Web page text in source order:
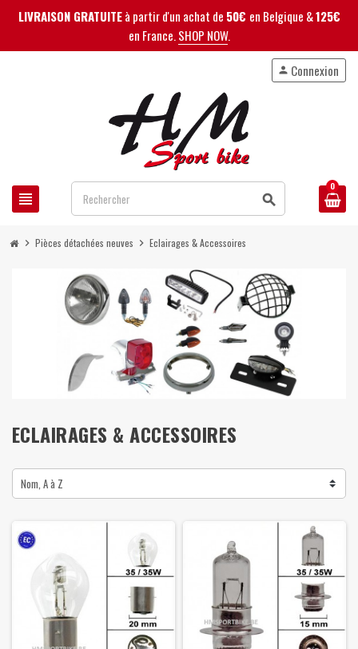
LIVRAISON GRATUITEà partir d'un achat de 50€ en Belgique &125€
en France.SHOP NOW.
view_headline search
person Connexion
0
chevron_right Pièces détachées neuves chevron_right Eclairages & Accessoires
ECLAIRAGES & ACCESSOIRES
Nom, A à Z